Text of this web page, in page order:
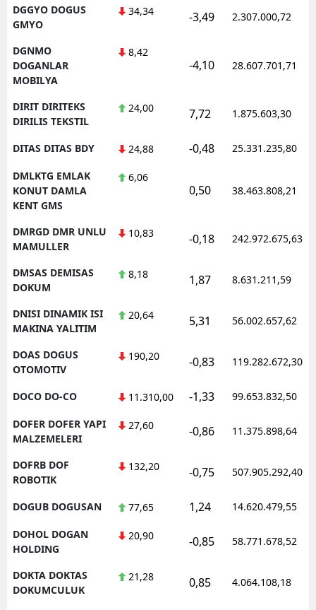
DGGYO DOGUS
GMYO
34,34 -3,49 2.307.000,72
DGNMO
DOGANLAR
MOBILYA
8,42
-4,10 28.607.701,71
DIRIT DIRITEKS
DIRILIS TEKSTIL
24,00 7,72 1.875.603,30
DITAS DITAS BDY 24,88 -0,48 25.331.235,80
DMLKTG EMLAK
KONUT DAMLA
KENT GMS
6,06
0,50 38.463.808,21
DMRGD DMR UNLU
MAMULLER
10,83 -0,18 242.972.675,63
DMSAS DEMISAS
DOKUM
8,18 1,87 8.631.211,59
DNISI DINAMIK ISI
MAKINA YALITIM
20,64 5,31 56.002.657,62
DOAS DOGUS
OTOMOTIV
190,20 -0,83 119.282.672,30
DOCO DO-CO 11.310,00 -1,33 99.653.832,50
DOFER DOFER YAPI
MALZEMELERI
27,60 -0,86 11.375.898,64
DOFRB DOF
ROBOTIK
132,20 -0,75 507.905.292,40
DOGUB DOGUSAN 77,65 1,24 14.620.479,55
DOHOL DOGAN
HOLDING
20,90 -0,85 58.771.678,52
DOKTA DOKTAS
DOKUMCULUK
21,28 0,85 4.064.108,18